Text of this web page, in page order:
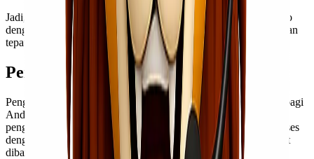
Jadi, jika Anda mencari ekspedisi cargo murah Jakarta Gorontalo
dengan layanan pick up berkualitas, Lionel Express adalah pilihan
tepat!
Pengiriman Express dan VIP Service
Pengiriman Express dan VIP Service adalah pilihan yang ideal bagi
Anda yang membutuhkan kecepatan dan keandalan dalam
pengiriman barang. Dengan layanan ini, paket Anda akan diproses
dengan prioritas tinggi, sehingga dapat sampai tujuan lebih cepat
dibandingkan layanan reguler.